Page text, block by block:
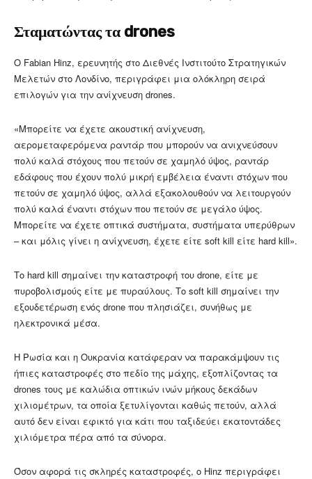
Σταματώντας τα drones
Ο Fabian Hinz, ερευνητής στο Διεθνές Ινστιτούτο Στρατηγικών
Μελετών στο Λονδίνο, περιγράφει μια ολόκληρη σειρά
επιλογών για την ανίχνευση drones.
«Μπορείτε να έχετε ακουστική ανίχνευση,
αερομεταφερόμενα ραντάρ που μπορούν να ανιχνεύσουν
πολύ καλά στόχους που πετούν σε χαμηλό ύψος, ραντάρ
εδάφους που έχουν πολύ μικρή εμβέλεια έναντι στόχων που
πετούν σε χαμηλό ύψος, αλλά εξακολουθούν να λειτουργούν
πολύ καλά έναντι στόχων που πετούν σε μεγάλο ύψος.
Μπορείτε να έχετε οπτικά συστήματα, συστήματα υπερύθρων
– και μόλις γίνει η ανίχνευση, έχετε είτε soft kill είτε hard kill».
Το hard kill σημαίνει την καταστροφή του drone, είτε με
πυροβολισμούς είτε με πυραύλους. Το soft kill σημαίνει την
εξουδετέρωση ενός drone που πλησιάζει, συνήθως με
ηλεκτρονικά μέσα.
Η Ρωσία και η Ουκρανία κατάφεραν να παρακάμψουν τις
ήπιες καταστροφές στο πεδίο της μάχης, εξοπλίζοντας τα
drones τους με καλώδια οπτικών ινών μήκους δεκάδων
χιλιομέτρων, τα οποία ξετυλίγονται καθώς πετούν, αλλά
αυτό δεν είναι εφικτό για κάτι που ταξιδεύει εκατοντάδες
χιλιόμετρα πέρα από τα σύνορα.
Όσον αφορά τις σκληρές καταστροφές, ο Hinz περιγράφει